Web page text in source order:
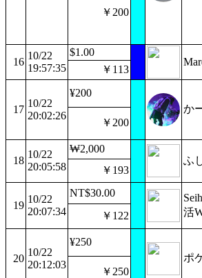
￥200
16
10/22
19:57:35
$1.00
￥113
17
10/22
20:02:26
¥200
か
￥200
18
10/22
20:05:58
₩2,000
ふ
￥193
19
10/22
20:07:34
NT$30.00
活
￥122
20
10/22
20:12:03
¥250
ポ
￥250